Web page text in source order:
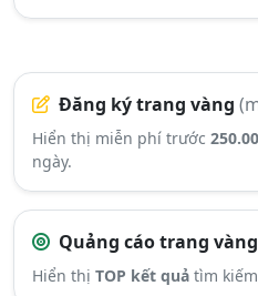
Đăng ký trang vàng
Hiển thị miễn phí trước
ngày.
Quảng cáo trang vàng
Hiển thị TOP kết quả tìm